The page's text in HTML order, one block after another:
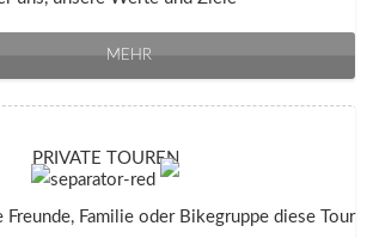
MEHR
PRIVATE TOUREN
Freunde, Familie oder Bikegruppe diese Tour